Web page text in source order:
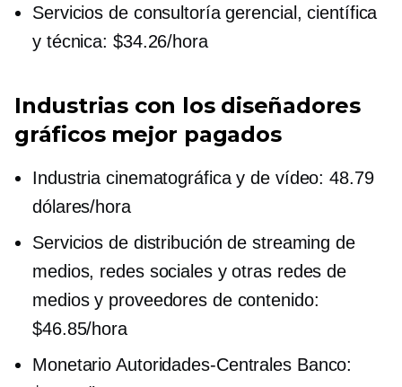
Servicios de consultoría gerencial, científica
y técnica: $34.26/hora
Industrias con los diseñadores
gráficos mejor pagados
Industria cinematográfica y de vídeo: 48.79
dólares/hora
Servicios de distribución de streaming de
medios, redes sociales y otras redes de
medios y proveedores de contenido:
$46.85/hora
MonetarioAutoridades-CentralesBanco: